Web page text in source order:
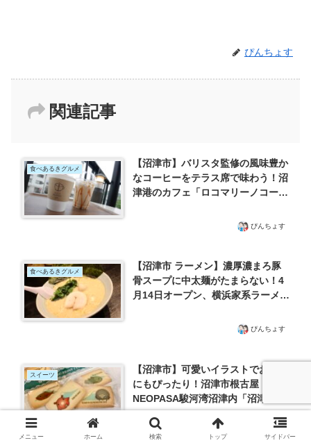
ぴんちょす
関連記事
食べあるきグルメ
【沼津市】バリスタ監修の風味豊か
なコーヒーをテラス席で味わう！沼
津港のカフェ「ロコマリーノコーヒ
ぴんちょす
食べあるきグルメ
【沼津市 ラーメン】濃厚濃まろ豚
骨スープに中太麺がたまらない！4
月14日オープン、横浜家系ラーメン
魂心家」さんに行ってきた ぴんちょす
スイーツ
【沼津市】可愛いイラストでお土産
にもぴったり！沼津市根古屋・
NEOPASA駿河湾沼津内「沼津・村
の駅」さんで限定の深海魚クッキー
を発見
メニュー ホーム 検索 トップ サイドバー